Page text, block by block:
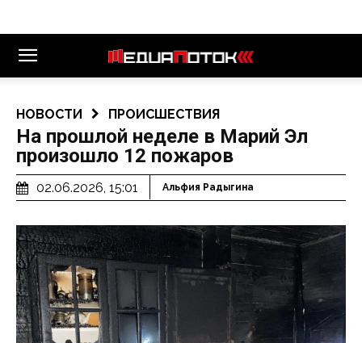
НОВОСТИ ПРОИСШЕСТВИЯ
На прошлой неделе в Марий Эл
произошло 12 пожаров
02.06.2026, 15:01 Альфия Радыгина